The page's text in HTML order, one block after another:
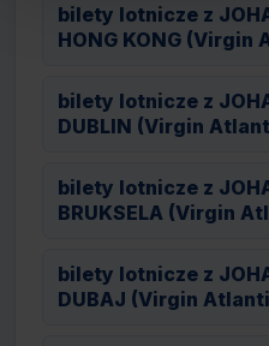
bilety lotnicze z
HONG KONG (Virgin
bilety lotnicze z
DUBLIN (Virgin
bilety lotnicze z
BRUKSELA (Virgin
bilety lotnicze z
DUBAJ (Virgin